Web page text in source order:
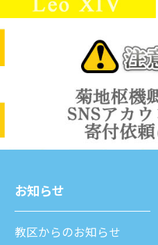
お知らせ
教区からのお知らせ